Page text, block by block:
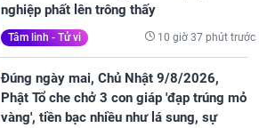
nghiệp phất lên trông thấy
Tâm linh - Tử vi 10 giờ 37 phút trước
Đúng ngày mai, Chủ Nhật 9/8/2026,
Phật Tổ che chở 3 con giáp 'đạp trúng mỏ
vàng', tiền bạc nhiều như lá sung, sự